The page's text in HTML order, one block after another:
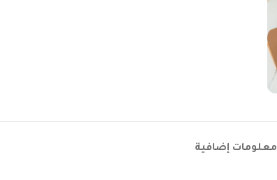
معلومات إضافية